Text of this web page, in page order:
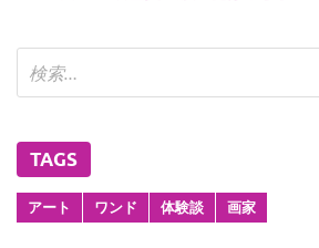
TAGS
アート ワンド 体験談 画家